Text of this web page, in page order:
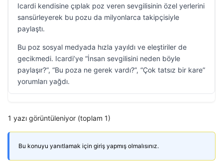
Icardi kendisine çıplak poz veren sevgilisinin özel yerlerini
sansürleyerek bu pozu da milyonlarca takipçisiyle
paylaştı.
Bu poz sosyal medyada hızla yayıldı ve eleştiriler de
gecikmedi. Icardi’ye “İnsan sevgilisini neden böyle
paylaşır?”, “Bu poza ne gerek vardı?”, “Çok tatsız bir kare”
yorumları yağdı.
1 yazı görüntüleniyor (toplam 1)
Bu konuyu yanıtlamak için giriş yapmış olmalısınız.